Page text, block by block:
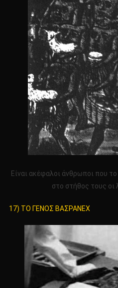
Είναι ακέφαλοι άνθρωποι που
στο στήθος τους οι
17) ΤΟ ΓΕΝΟΣ ΒΑΣΡΑΝΕΧ